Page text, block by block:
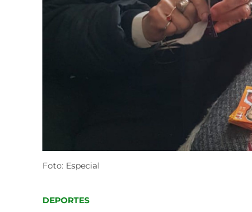
Foto: Especial
POSTED
DEPORTES